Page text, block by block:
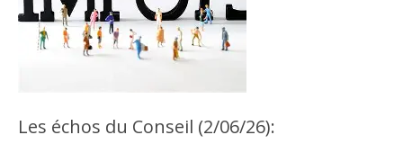
Les échos du Conseil (2/06/26):